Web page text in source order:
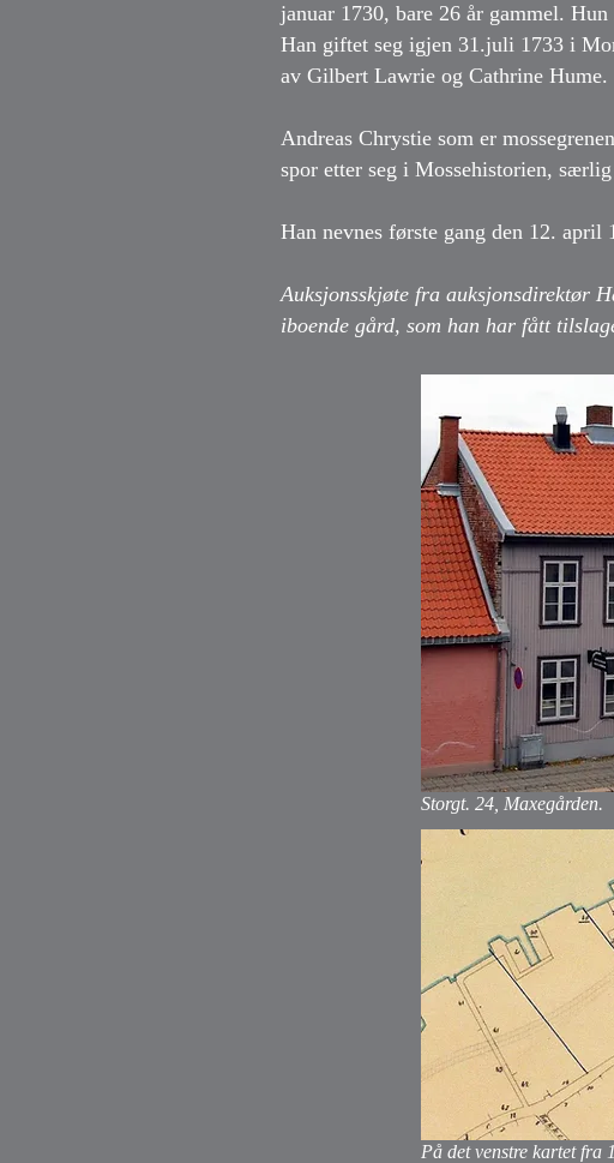
januar 1730, bare 26 år gammel.
Han giftet seg igjen 31.juli 1733 i
av Gilbert Lawrie og Cathrine Hume.
Andreas Chrystie som er
spor etter seg i Mossehistorien,
Han nevnes første gang den 12.
Auksjonsskjøte fra auksjonsdirektør
iboende gård, som han har fått
Storgt. 24, Maxegården.
På det venstre kartet fra